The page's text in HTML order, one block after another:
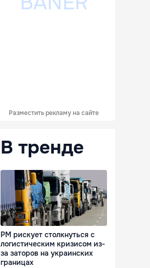
Разместить рекламу на сайте
В тренде
РМ рискует столкнуться с
логистическим кризисом из-
за заторов на украинских
границах